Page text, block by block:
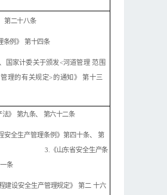
第二十八条
条例》 第十四条
、国家计委关于颁发<河道管理 范围
理的有关规定>的通知》 第十三
法》 第九条、 第六十二条
安全生产管理条例》第四十条、 第
3.《山东省安全生产条
条
建设安全生产管理规定》 第二 十六